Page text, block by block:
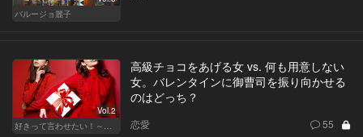
バルージョ麗子
Vol.2
好きって言わせたい！～正反対のふたり～
高級チョコをあげる女 vs. 何も用意しない
女。バレンタインに御曹司を振り向かせる
のはどっち？
恋愛 55